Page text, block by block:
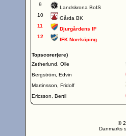
9
Landskrona BoIS
10
Gårda BK
11
Djurgårdens IF
12
IFK Norrköping
Topscorer(ere)
Zetherlund, Olle
Bergström, Edvin
Martinsson, Fridolf
Ericsson, Bertil
©
Danmarks